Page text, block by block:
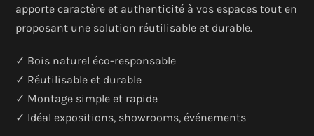
apporte caractère et authenticité à vos espaces tout en
proposant une solution réutilisable et durable.
✓ Bois naturel éco-responsable
✓ Réutilisable et durable
✓ Montage simple et rapide
✓ Idéal expositions, showrooms, événements